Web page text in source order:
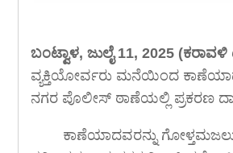
ಬಂಟ್ವಾಳ, ಜುಲೈ 11, 2025 (ಕರಾವಳಿ
ವ್ಯಕ್ತಿಯೋರ್ವರು ಮನೆಯಿಂದ ಕಾಣೆಯಾದ
ನಗರ ಪೊಲೀಸ್ ಠಾಣೆಯಲ್ಲಿ ಪ್ರಕರಣ
ಕಾಣೆಯಾದವರನ್ನು ಗೋಳ್ತಮಜಲು